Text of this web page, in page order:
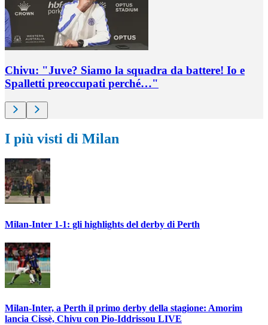
Chivu: "Juve? Siamo la squadra da battere! Io e
Spalletti preoccupati perché…"
I più visti di Milan
Milan-Inter 1-1: gli highlights del derby di Perth
Milan-Inter, a Perth il primo derby della stagione: Amorim
lancia Cissè, Chivu con Pio-Iddrissou LIVE